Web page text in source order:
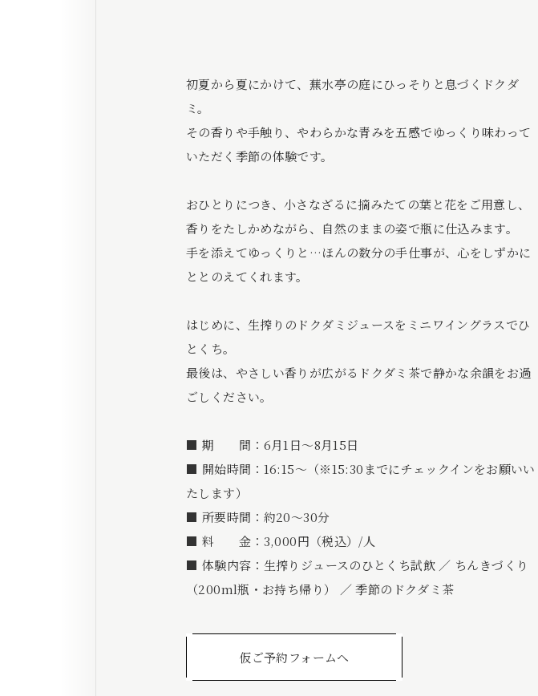
初夏から夏にかけて、蕪水亭の庭にひっそりと息づくドクダ
ミ。
その香りや手触り、やわらかな青みを五感でゆっくり味わって
いただく季節の体験です。
おひとりにつき、小さなざるに摘みたての葉と花をご用意し、
香りをたしかめながら、自然のままの姿で瓶に仕込みます。
手を添えてゆっくりと…ほんの数分の手仕事が、心をしずかに
ととのえてくれます。
はじめに、生搾りのドクダミジュースをミニワイングラスでひ
とくち。
最後は、やさしい香りが広がるドクダミ茶で静かな余韻をお過
ごしください。
■ 期 間：6月1日〜8月15日
■ 開始時間：16:15〜（※15:30までにチェックインをお願いい
たします）
■ 所要時間：約20～30分
■ 料 金：3,000円（税込）/人
■ 体験内容：生搾りジュースのひとくち試飲 ／ ちんきづくり
（200ml瓶・お持ち帰り） ／ 季節のドクダミ茶
仮ご予約フォームへ